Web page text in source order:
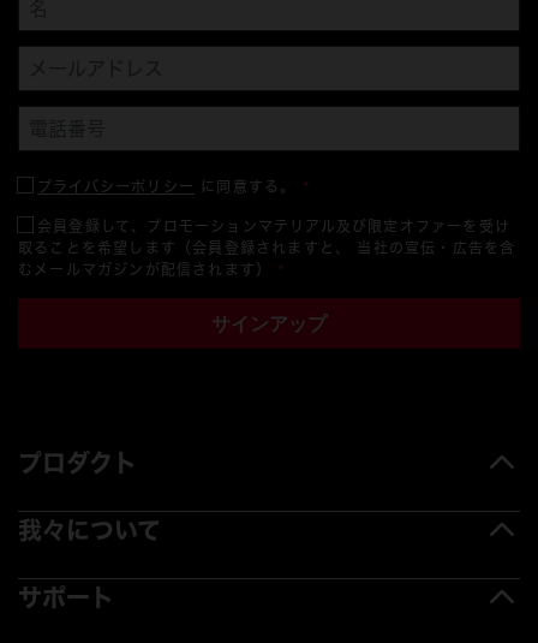
プライバシーポリシー に同意する。 *
会員登録して、プロモーションマテリアル及び限定オファーを受け
取ることを希望します（会員登録されますと、 当社の宣伝・広告を含
むメールマガジンが配信されます） *
サインアップ
プロダクト
我々について
サポート